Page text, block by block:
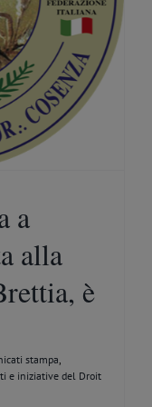
a
alla
è
stampa
e iniziative del Droit